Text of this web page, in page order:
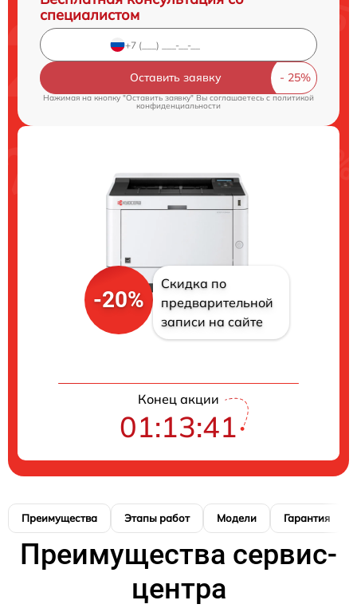
специалистом
Оставить заявку
Нажимая на кнопку "Оставить заявку" Вы соглашаетесь cполитикой
конфиденциальности
-20%
Скидка по
предварительной
записи на сайте
Конец акции
01:13:40
Преимущества Этапы работ Модели Гарантия
Преимущества сервис-
центра